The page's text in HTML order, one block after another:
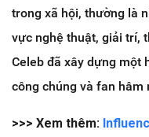
trong xã hội, thường là
vực nghệ thuật, giải trí,
Celeb đã xây dựng một
công chúng và fan hâm
>>> Xem thêm: